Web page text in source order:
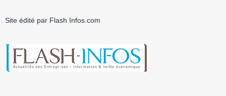
Site édité par Flash Infos.com